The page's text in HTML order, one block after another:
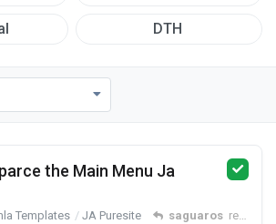
DTH
the Main Menu Ja
Templates JA Puresite saguaros replied